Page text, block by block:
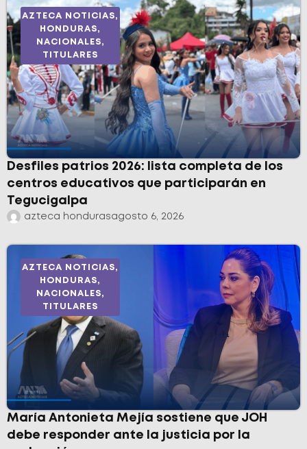
AZTECA NOTICIAS,
HONDURAS,
NACIONALES,
TITULARES
Desfiles patrios 2026: lista completa de los
centros educativos que participarán en
Tegucigalpa
azteca hondurasagosto 6, 2026
AZTECA NOTICIAS,
HONDURAS,
NACIONALES,
TITULARES
María Antonieta Mejía sostiene que JOH
debe responder ante la justicia por la